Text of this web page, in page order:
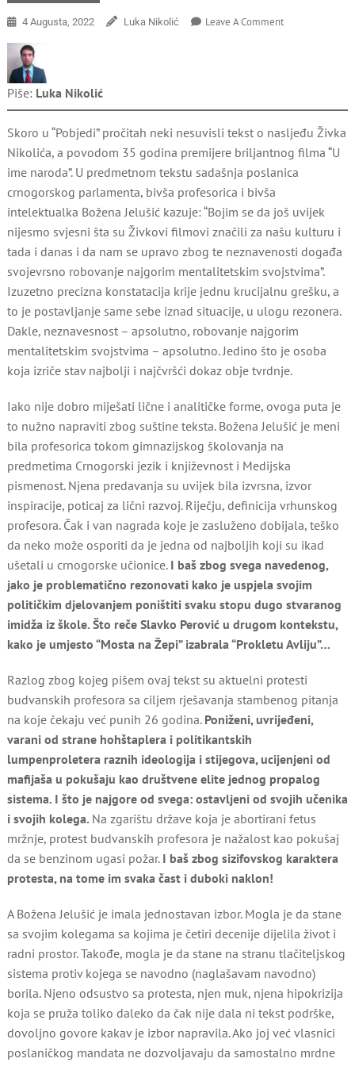
4 Augusta, 2022 Luka Nikolić Leave A CommentOn
Piše: Luka Nikolić
Skoro u “Pobjedi” pročitah neki nesuvisli tekst o nasljeđu Živka
Nikolića, a povodom 35 godina premijere briljantnog filma “U
ime naroda”. U predmetnom tekstu sadašnja poslanica
crnogorskog parlamenta, bivša profesorica i bivša
intelektualka Božena Jelušić kazuje: “Bojim se da još uvijek
nijesmo svjesni šta su Živkovi filmovi značili za našu kulturu i
tada i danas i da nam se upravo zbog te neznavenosti događa
svojevrsno robovanje najgorim mentalitetskim svojstvima”.
Izuzetno precizna konstatacija krije jednu krucijalnu grešku, a
to je postavljanje same sebe iznad situacije, u ulogu rezonera.
Dakle, neznavesnost – apsolutno, robovanje najgorim
mentalitetskim svojstvima – apsolutno. Jedino što je osoba
koja izriče stav najbolji i najčvršći dokaz obje tvrdnje.
Iako nije dobro miješati lične i analitičke forme, ovoga puta je
to nužno napraviti zbog suštine teksta. Božena Jelušić je meni
bila profesorica tokom gimnazijskog školovanja na
predmetima Crnogorski jezik i književnost i Medijska
pismenost. Njena predavanja su uvijek bila izvrsna, izvor
inspiracije, poticaj za lični razvoj. Riječju, definicija vrhunskog
profesora. Čak i van nagrada koje je zasluženo dobijala, teško
da neko može osporiti da je jedna od najboljih koji su ikad
ušetali u crnogorske učionice. I baš zbog svega navedenog,
jako je problematično rezonovati kako je uspjela svojim
političkim djelovanjem poništiti svaku stopu dugo stvaranog
imidža iz škole. Što reče Slavko Perović u drugom kontekstu,
kako je umjesto “Mosta na Žepi” izabrala “Prokletu Avliju”…
Razlog zbog kojeg pišem ovaj tekst su aktuelni protesti
budvanskih profesora sa ciljem rješavanja stambenog pitanja
na koje čekaju već punih 26 godina. Poniženi, uvrijeđeni,
varani od strane hohštaplera i politikantskih
lumpenproletera raznih ideologija i stijegova, ucijenjeni od
mafijaša u pokušaju kao društvene elite jednog propalog
sistema. I što je najgore od svega: ostavljeni od svojih učenika
i svojih kolega. Na zgarištu države koja je abortirani fetus
mržnje, protest budvanskih profesora je nažalost kao pokušaj
da se benzinom ugasi požar. I baš zbog sizifovskog karaktera
protesta, na tome im svaka čast i duboki naklon!
A Božena Jelušić je imala jednostavan izbor. Mogla je da stane
sa svojim kolegama sa kojima je četiri decenije dijelila život i
radni prostor. Takođe, mogla je da stane na stranu tlačiteljskog
sistema protiv kojega se navodno (naglašavam navodno)
borila. Njeno odsustvo sa protesta, njen muk, njena hipokrizija
koja se pruža toliko daleko da čak nije dala ni tekst podrške,
dovoljno govore kakav je izbor napravila. Ako joj već vlasnici
poslaničkog mandata ne dozvoljavaju da samostalno mrdne